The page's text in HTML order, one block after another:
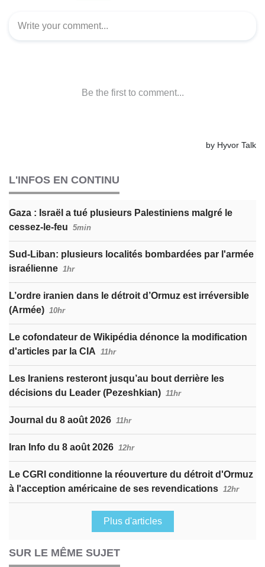
L'INFOS EN CONTINU
Gaza : Israël a tué plusieurs Palestiniens malgré le
cessez-le-feu 5min
Sud-Liban: plusieurs localités bombardées par l'armée
israélienne 1hr
L’ordre iranien dans le détroit d’Ormuz est irréversible
(Armée) 10hr
Le cofondateur de Wikipédia dénonce la modification
d'articles par la CIA 11hr
Les Iraniens resteront jusqu’au bout derrière les
décisions du Leader (Pezeshkian) 11hr
Journal du 8 août 2026 11hr
Iran Info du 8 août 2026 12hr
Le CGRI conditionne la réouverture du détroit d'Ormuz
à l'acception américaine de ses revendications 12hr
Plus d'articles
SUR LE MÊME SUJET